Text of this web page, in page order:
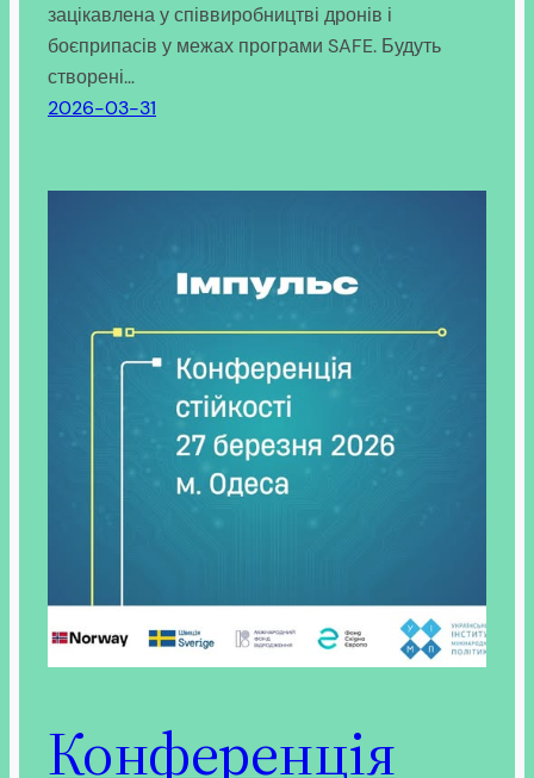
зацікавлена у співвиробництві дронів і
боєприпасів у межах програми SAFE. Будуть
створені…
2026-03-31
Конференція